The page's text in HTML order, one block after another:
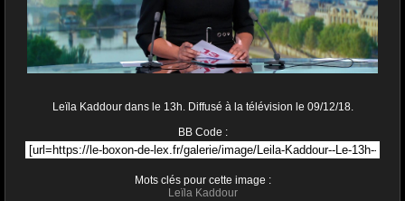
Leïla Kaddour dans le 13h. Diffusé à la télévision le 09/12/18.
BB Code :
Mots clés pour cette image :
Leïla Kaddour